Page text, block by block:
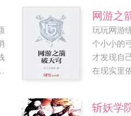
网游之
玩玩网游
个小小的
才发现自
在现实里
斩妖学